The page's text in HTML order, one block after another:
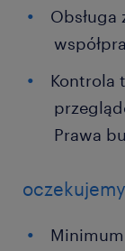
Obsługa
Kontrola
Prawa
oczekujemy